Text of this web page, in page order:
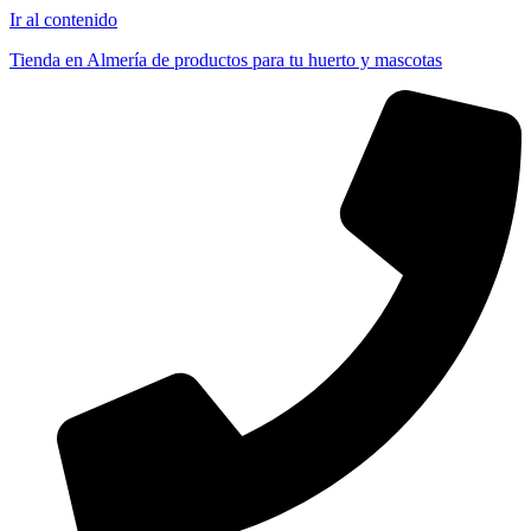
Ir al contenido
Tienda en Almería de productos para tu huerto y mascotas